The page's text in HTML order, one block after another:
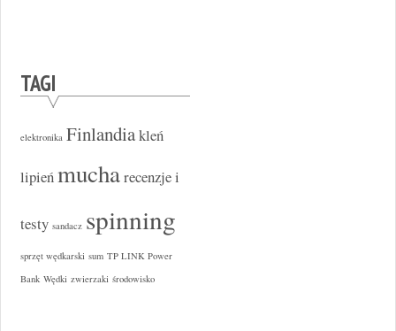
TAGI
elektronika Finlandiakleń
lipieńmucharecenzje i
testy sandacz spinning
sprzęt wędkarski sum TP LINK Power
Bank Wędki zwierzaki środowisko